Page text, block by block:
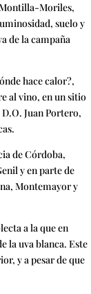
Montilla-Moriles,
suelo y
de la campaña
hace calor?,
al vino, en un sitio
Juan Portero,
de Córdoba,
y en parte de
Montemayor y
a la que en
la uva blanca. Este
y a pesar de que